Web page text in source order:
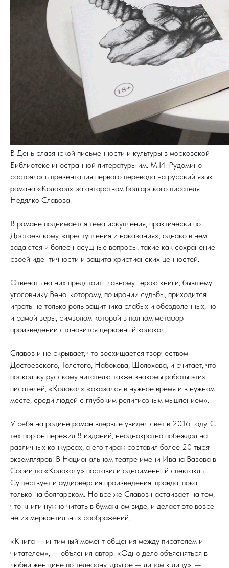
В День славянской письменности и культуры в московской
Библиотеке иностранной литературы им. М.И. Рудомино
состоялась презентация первого перевода на русский язык
романа «Колокол» за авторством болгарского писателя
Недялко Славова.
В романе поднимается тема искупления, практически по
Достоевскому, «преступления и наказания», однако в нем
задаются и более насущные вопросы, такие как сохранение
своей идентичности и защита христианских ценностей.
Отвечать на них предстоит главному герою книги, бывшему
уголовнику Вено, которому, по иронии судьбы, приходится
играть не только роль защитника слабых и обездоленных, но
и самой веры, символом которой в полном метафор
произведении становится церковный колокол.
Славов и не скрывает, что восхищается творчеством
Достоевского, Толстого, Набокова, Шолохова, и считает, что
поскольку русскому читателю также знакомы работы этих
писателей, «Колокол» «оказался в нужное время и в нужном
месте, среди людей с глубоким религиозным мышлением».
У себя на родине роман впервые увидел свет в 2016 году. С
тех пор он пережил 8 изданий, неоднократно побеждал на
различных конкурсах, а его тираж составил более 20 тысяч
экземпляров. В Национальном театре имени Ивана Вазова в
Софии по «Колоколу» поставили одноименный спектакль.
Существует и аудиоверсия произведения, правда, пока
только на болгарском. Но все же Славов настаивает на том,
что книги нужно читать в бумажном виде, и делает это вовсе
не из меркантильных соображений.
«Книга — интимный момент общения между писателем и
читателем», — объяснил автор. «Одно дело объясняться в
любви женщине по телефону, другое — лицом к лицу», —